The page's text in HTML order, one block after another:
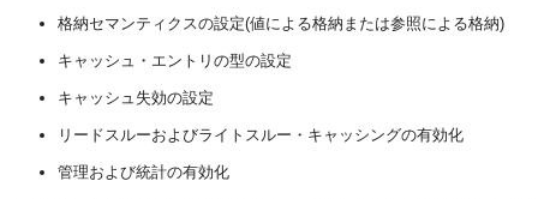
格納セマンティクスの設定(値による格納または参照による格納)
キャッシュ・エントリの型の設定
キャッシュ失効の設定
リードスルーおよびライトスルー・キャッシングの有効化
管理および統計の有効化